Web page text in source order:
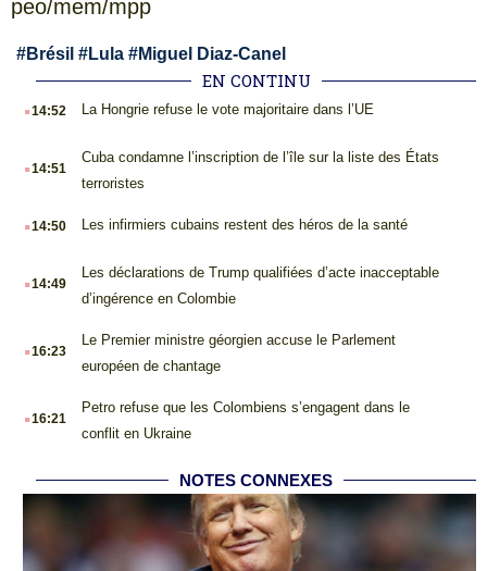
peo/mem/mpp
#Brésil #Lula #Miguel Diaz-Canel
EN CONTINU
.14:52 La Hongrie refuse le vote majoritaire dans l’UE
.14:51
Cuba condamne l’inscription de l’île sur la liste des États
terroristes
.14:50 Les infirmiers cubains restent des héros de la santé
.14:49
Les déclarations de Trump qualifiées d’acte inacceptable
d’ingérence en Colombie
.16:23
Le Premier ministre géorgien accuse le Parlement
européen de chantage
.16:21
Petro refuse que les Colombiens s’engagent dans le
conflit en Ukraine
NOTES CONNEXES